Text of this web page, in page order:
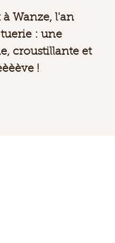
à Wanze, l'an
: une
croustillante et
!